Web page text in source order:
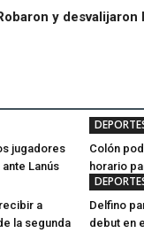
y desvalijaron
jugadores
Lanús
Colón
horario
a
la segunda
Delfino
debut en